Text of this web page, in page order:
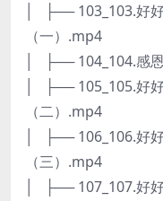
│ ├── 103_103.好
（一）.mp4
│ ├── 104_104.感
│ ├── 105_105.好
（二）.mp4
│ ├── 106_106.好
（三）.mp4
│ ├── 107_107.好